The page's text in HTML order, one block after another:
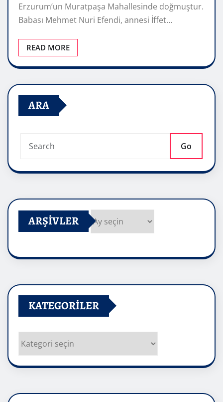
Erzurum’un Muratpaşa Mahallesinde doğmuştur.
Babası Mehmet Nuri Efendi, annesi İffet…
READ MORE
ARA
Go
ARŞIVLER
KATEGORILER
Kategoriler